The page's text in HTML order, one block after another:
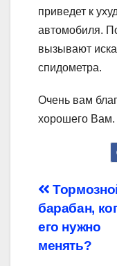
приведет к
автомобиля.
вызывают
спидометра.
Очень вам
хорошего Вам.
по
записям
барабан,
его нужно
менять?